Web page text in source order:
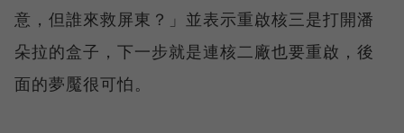
意，但誰來救屏東？」並表示重啟核三是打開潘
朵拉的盒子，下一步就是連核二廠也要重啟，後
面的夢魘很可怕。